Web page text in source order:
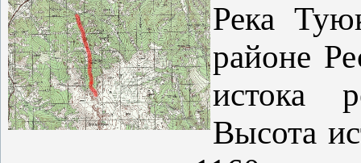
Река
районе
истока
Высота